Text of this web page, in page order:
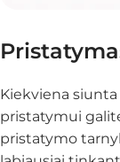
Kiekviena
pristatymui
pristatymo